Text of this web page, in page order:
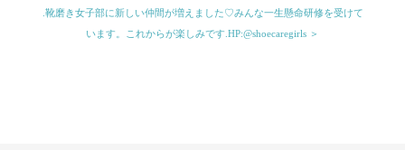
.靴磨き女子部に新しい仲間が増えました♡みんな一生懸命研修を受けて
います。これからが楽しみです︎.HP:@shoecaregirls ＞